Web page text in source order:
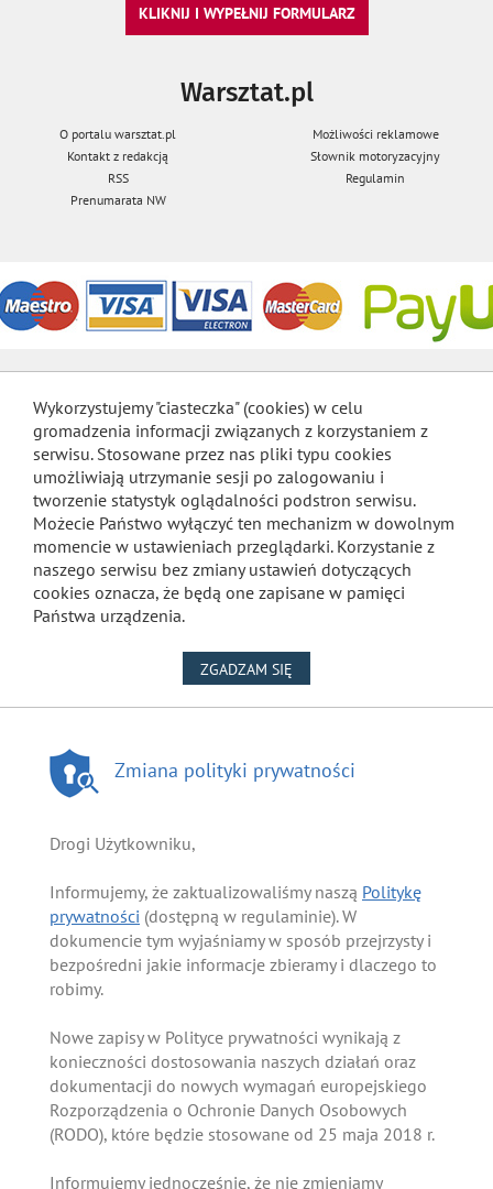
KLIKNIJ I WYPEŁNIJ FORMULARZ
Warsztat.pl
O portalu warsztat.pl
Możliwości reklamowe
Kontakt z redakcją
Słownik motoryzacyjny
RSS
Regulamin
Prenumarata NW
Wykorzystujemy "ciasteczka" (cookies) w celu
gromadzenia informacji związanych z korzystaniem z
serwisu. Stosowane przez nas pliki typu cookies
umożliwiają utrzymanie sesji po zalogowaniu i
tworzenie statystyk oglądalności podstron serwisu.
Możecie Państwo wyłączyć ten mechanizm w dowolnym
momencie w ustawieniach przeglądarki. Korzystanie z
naszego serwisu bez zmiany ustawień dotyczących
cookies oznacza, że będą one zapisane w pamięci
Państwa urządzenia.
ZGADZAM SIĘ
Zmiana polityki prywatności
Drogi Użytkowniku,
Informujemy, że zaktualizowaliśmy naszą Politykę
prywatności (dostępną w regulaminie). W
dokumencie tym wyjaśniamy w sposób przejrzysty i
bezpośredni jakie informacje zbieramy i dlaczego to
robimy.
Nowe zapisy w Polityce prywatności wynikają z
konieczności dostosowania naszych działań oraz
dokumentacji do nowych wymagań europejskiego
Rozporządzenia o Ochronie Danych Osobowych
(RODO), które będzie stosowane od 25 maja 2018 r.
Informujemy jednocześnie, że nie zmieniamy